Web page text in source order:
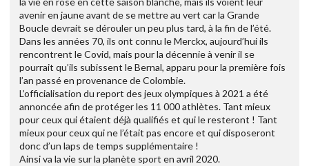
avenir en jaune avant de se mettre au vert car la Grande
Boucle devrait se dérouler un peu plus tard, à la fin de l’été.
Dans les années 70, ils ont connu le Merckx, aujourd’hui ils
rencontrent le Covid, mais pour la décennie à venir il se
pourrait qu’ils subissent le Bernal, apparu pour la première fois
l’an passé en provenance de Colombie.
L’officialisation du report des jeux olympiques à 2021 a été
annoncée afin de protéger les 11 000 athlètes. Tant mieux
pour ceux qui étaient déjà qualifiés et qui le resteront ! Tant
mieux pour ceux qui ne l’était pas encore et qui disposeront
donc d’un laps de temps supplémentaire !
Ainsi va la vie sur la planète sport en avril 2020.